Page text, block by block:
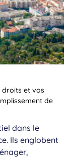
droits et vos
de
dans le
Ils englobent